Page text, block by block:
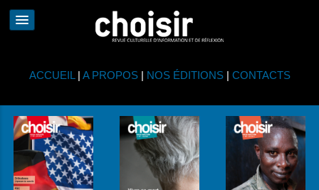
ACCUEIL | A PROPOS| NOS ÉDITIONS| CONTACTS